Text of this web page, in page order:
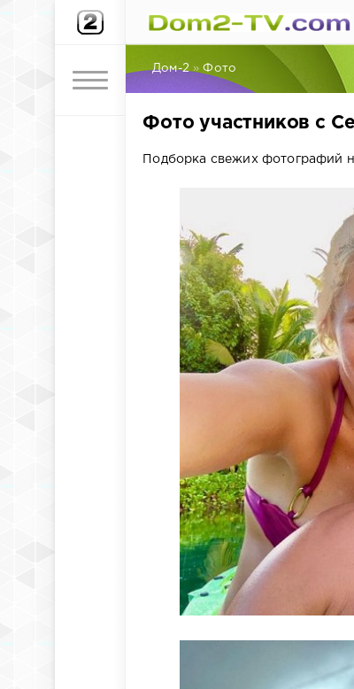
Дом-2 »Фото
Фото участников с
Подборка свежих фотографий